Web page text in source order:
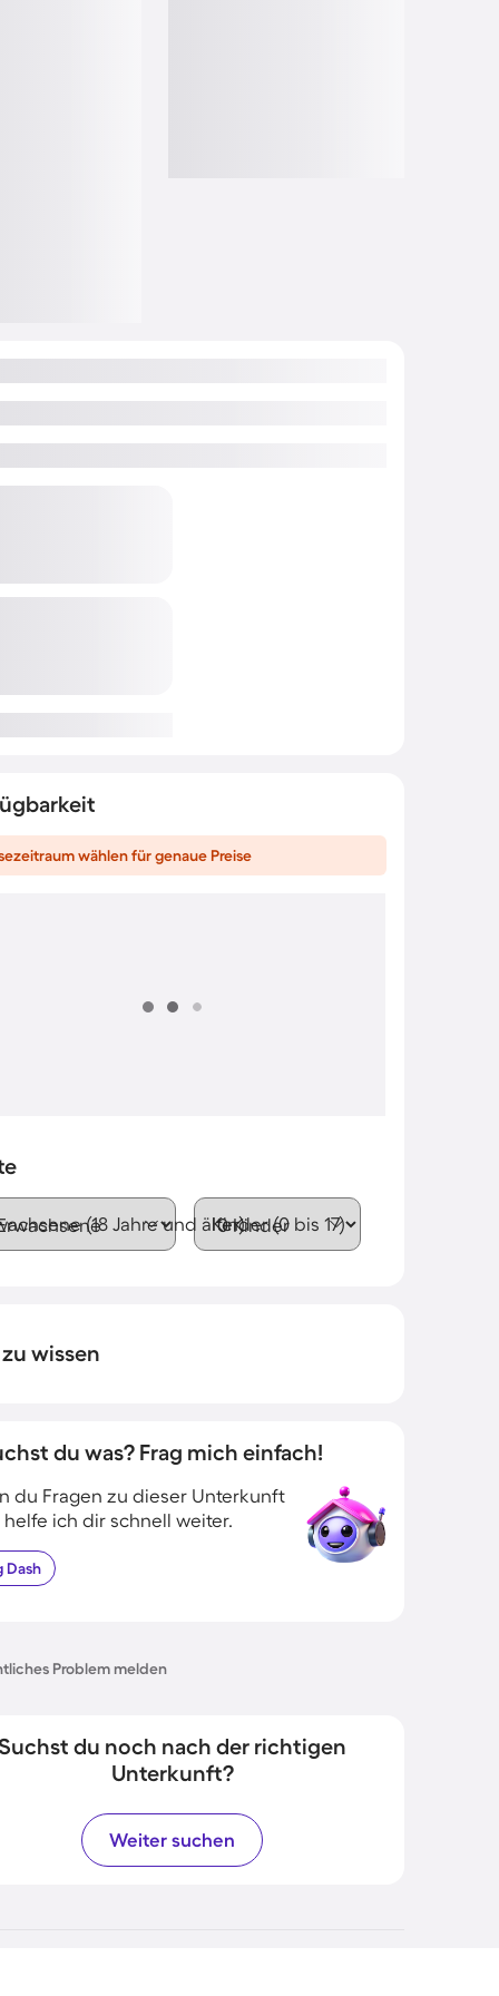
wählen für genaue Preise
(18 Jahre und älter)Kinder (0 bis 17)
wissen
du was? Frag mich einfach!
du Fragen zu dieser Unterkunft
helfe ich dir schnell weiter.
Dash
Problem melden
du noch nach der richtigen
Unterkunft?
Weiter suchen